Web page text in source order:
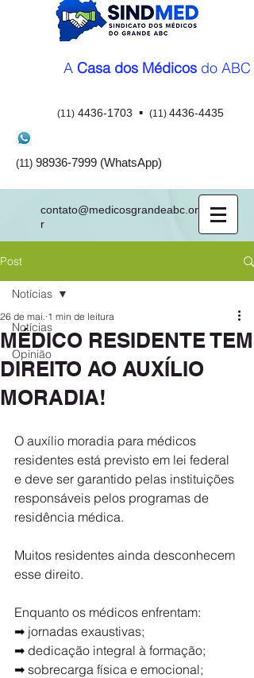
A Casa dos Médicos do ABC
(11) 4436-1703 ▪ (11) 4436-4435
(11) 98936-7999 (WhatsApp)
contato@medicosgrandeabc.org.b
r
Post
Notícias
Opinião
Notícias
MÉDICO RESIDENTE TEM
DIREITO AO AUXÍLIO
MORADIA!
26 de mai. 1 min de leitura
O auxílio moradia para médicos
residentes está previsto em lei federal
e deve ser garantido pelas instituições
responsáveis pelos programas de
residência médica.
Muitos residentes ainda desconhecem
esse direito.
Enquanto os médicos enfrentam:
➡ jornadas exaustivas;
➡ dedicação integral à formação;
➡ sobrecarga física e emocional;